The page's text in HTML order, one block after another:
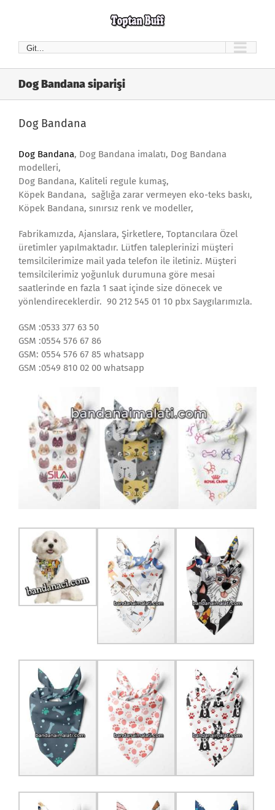
Git...
Dog Bandana siparişi
Dog Bandana
Dog Bandana, Dog Bandana imalatı, Dog Bandana
modelleri,
Dog Bandana, Kaliteli regule kumaş,
Köpek Bandana, sağlığa zarar vermeyen eko-teks baskı,
Köpek Bandana, sınırsız renk ve modeller,
Fabrikamızda, Ajanslara, Şirketlere, Toptancılara Özel
üretimler yapılmaktadır. Lütfen taleplerinizi müşteri
temsilcilerimize mail yada telefon ile iletiniz. Müşteri
temsilcilerimiz yoğunluk durumuna göre mesai
saatlerinde en fazla 1 saat içinde size dönecek ve
yönlendireceklerdir. 90 212 545 01 10 pbx Saygılarımızla.
GSM :0533 377 63 50
GSM :0554 576 67 86
GSM: 0554 576 67 85 whatsapp
GSM :0549 810 02 00 whatsapp